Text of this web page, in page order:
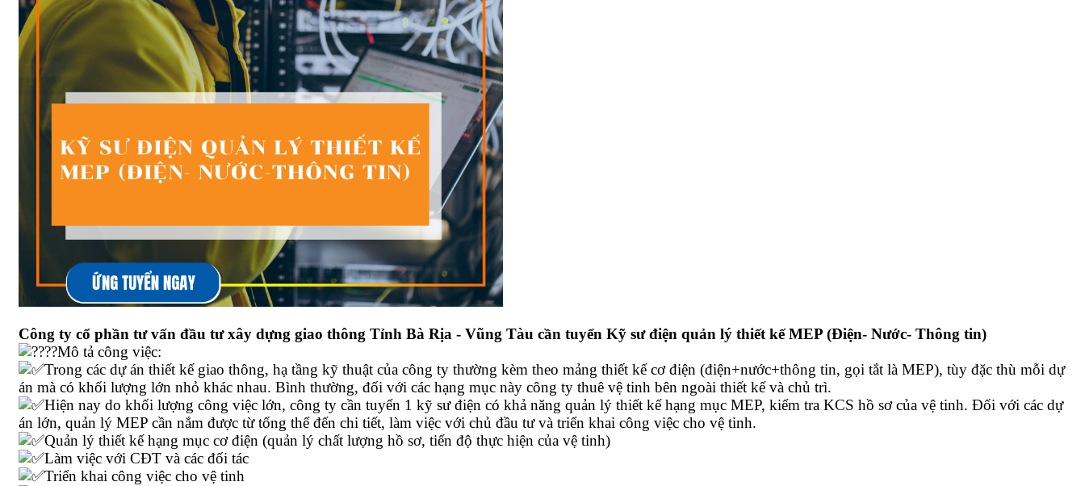
Công ty cổ phần tư vấn đầu tư xây dựng giao thông Tỉnh Bà Rịa - Vũng Tàu cần tuyển Kỹ sư điện quản lý thiết kế MEP (Điện- Nước- Thông tin)
Mô tả công việc:
Trong các dự án thiết kế giao thông, hạ tầng kỹ thuật của công ty thường kèm theo mảng thiết kế cơ điện (điện+nước+thông tin, gọi tắt là MEP), tùy đặc thù mỗi dự
án mà có khối lượng lớn nhỏ khác nhau. Bình thường, đối với các hạng mục này công ty thuê vệ tinh bên ngoài thiết kế và chủ trì.
Hiện nay do khối lượng công việc lớn, công ty cần tuyển 1 kỹ sư điện có khả năng quản lý thiết kế hạng mục MEP, kiểm tra KCS hồ sơ của vệ tinh. Đối với các dự
án lớn, quản lý MEP cần nắm được từ tổng thể đến chi tiết, làm việc với chủ đầu tư và triển khai công việc cho vệ tinh.
Quản lý thiết kế hạng mục cơ điện (quản lý chất lượng hồ sơ, tiến độ thực hiện của vệ tinh)
Làm việc với CĐT và các đối tác
Triển khai công việc cho vệ tinh